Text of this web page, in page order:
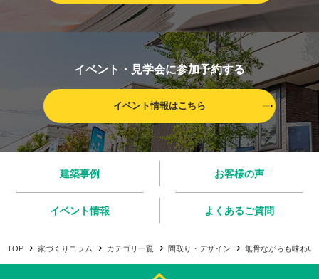
イベント・見学会に参加予約する
イベント情報はこちら
建築事例 お客様の声
イベント情報 よくあるご質問
TOP 家づくりコラム カテゴリ一覧 間取り・デザイン 無骨ながらも味わい